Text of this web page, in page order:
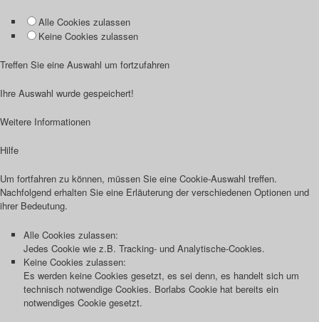
Alle Cookies zulassen
Keine Cookies zulassen
Treffen Sie eine Auswahl um fortzufahren
Ihre Auswahl wurde gespeichert!
Weitere Informationen
Hilfe
Um fortfahren zu können, müssen Sie eine Cookie-Auswahl treffen.
Nachfolgend erhalten Sie eine Erläuterung der verschiedenen Optionen und
ihrer Bedeutung.
Alle Cookies zulassen:
Jedes Cookie wie z.B. Tracking- und Analytische-Cookies.
Keine Cookies zulassen:
Es werden keine Cookies gesetzt, es sei denn, es handelt sich um
technisch notwendige Cookies. Borlabs Cookie hat bereits ein
notwendiges Cookie gesetzt.